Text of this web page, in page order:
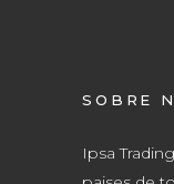
SOBRE
Ipsa